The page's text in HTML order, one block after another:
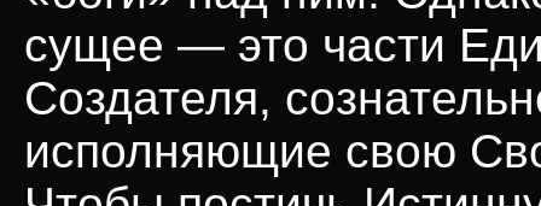
сущее — это части
Создателя,
исполняющие свою